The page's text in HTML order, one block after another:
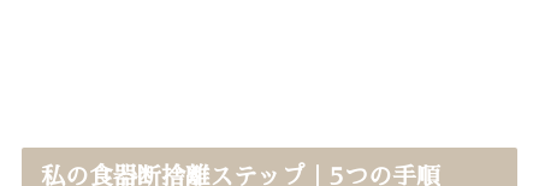
私の食器断捨離ステップ｜5つの手順